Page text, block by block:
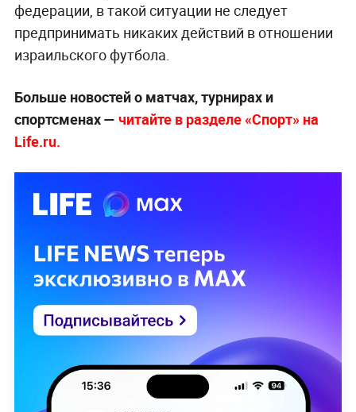
федерации, в такой ситуации не следует
предпринимать никаких действий в отношении
израильского футбола.
Больше новостей о матчах, турнирах и
спортсменах — читайте в разделе «Спорт» на
Life.ru.